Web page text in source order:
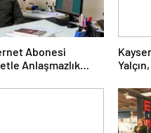
Abonesi
Anlaşmazlık